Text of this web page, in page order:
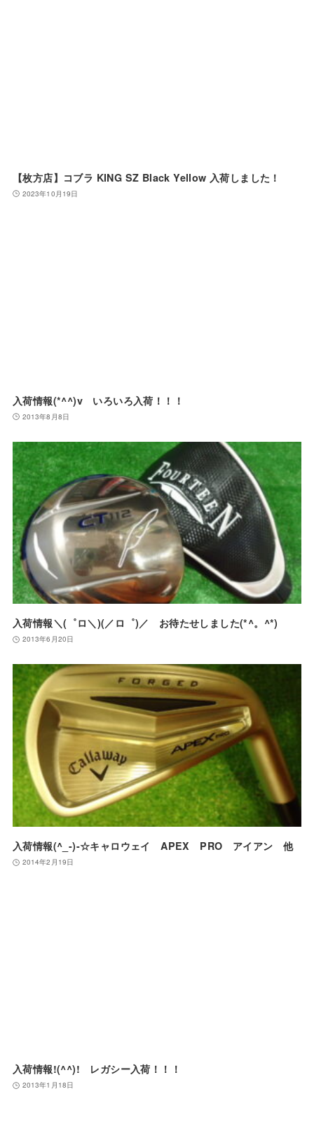
【枚方店】コブラ KING SZ Black Yellow 入荷しました！
2023年10月19日
入荷情報(*^^)v いろいろ入荷！！！
2013年8月8日
入荷情報＼(゜ロ＼)(／ロ゜)／ お待たせしました(*^。^*)
2013年6月20日
入荷情報(^_-)-☆キャロウェイ APEX PRO アイアン 他
2014年2月19日
入荷情報!(^^)! レガシー入荷！！！
2013年1月18日